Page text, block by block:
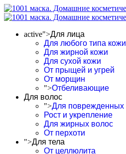
active">Для лица
Для любого типа кожи
Для жирной кожи
Для сухой кожи
От прыщей и угрей
От морщин
">Отбеливающие
Для волос
">Для поврежденных
Рост и укрепление
Для жирных волос
От перхоти
">Для тела
От целлюлита